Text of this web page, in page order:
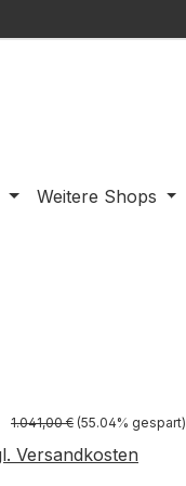
Weitere Shops
Regulärer Preis:
1.041,00 € (55.04% gespart)
Versandkosten